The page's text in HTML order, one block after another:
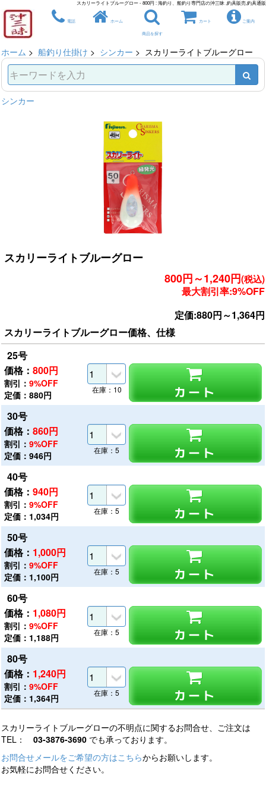
スカリーライトブルーグロー - 800円 : 海釣り、船釣り専門店の沖三昧 ,釣具販売,釣具通販
電話 ホーム
商品を探す
カート ご案内
ホーム > 船釣り仕掛け > シンカー > スカリーライトブルーグロー
シンカー
スカリーライトブルーグロー
800円～1,240円(税込)
最大割引率:9%OFF
定価:880円～1,364円
スカリーライトブルーグロー価格、仕様
25号
価格： 800円
割引： 9%OFF
定価：880円
カート
在庫：10
30号
価格： 860円
割引： 9%OFF
定価：946円
カート
在庫：5
40号
価格： 940円
割引： 9%OFF
定価：1,034円
カート
在庫：5
50号
価格： 1,000円
割引： 9%OFF
定価：1,100円
カート
在庫：5
60号
価格： 1,080円
割引： 9%OFF
定価：1,188円
カート
在庫：5
80号
価格： 1,240円
割引： 9%OFF
定価：1,364円
カート
在庫：5
スカリーライトブルーグローの不明点に関するお問合せ、ご注文は
TEL： 03-3876-3690 でも承っております。
お問合せメールをご希望の方はこちらからお願いします。
お気軽にお問合せください。